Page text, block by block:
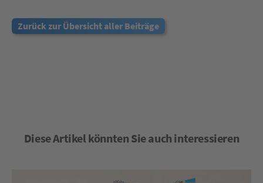
Zurück zur Übersicht aller Beiträge
Diese Artikel könnten Sie auch interessieren